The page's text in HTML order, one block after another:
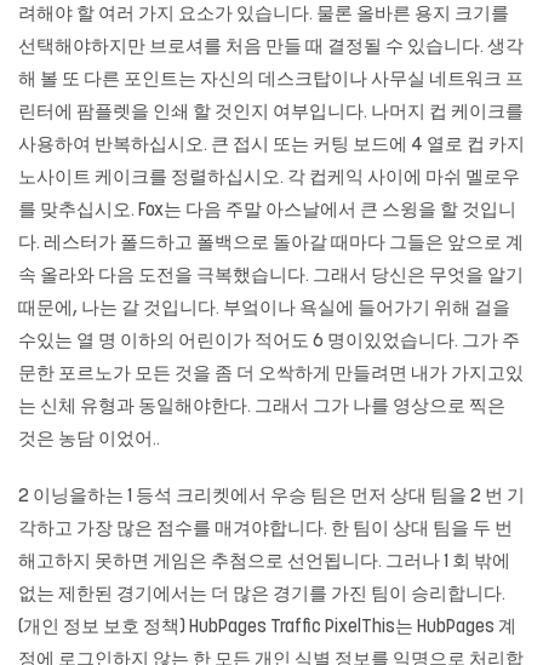
려해야 할 여러 가지 요소가 있습니다. 물론 올바른 용지 크기를
선택해야하지만 브로셔를 처음 만들 때 결정될 수 있습니다. 생각
해 볼 또 다른 포인트는 자신의 데스크탑이나 사무실 네트워크 프
린터에 팜플렛을 인쇄 할 것인지 여부입니다. 나머지 컵 케이크를
사용하여 반복하십시오. 큰 접시 또는 커팅 보드에 4 열로 컵 카지
노사이트 케이크를 정렬하십시오. 각 컵케익 사이에 마쉬 멜로우
를 맞추십시오. Fox는 다음 주말 아스날에서 큰 스윙을 할 것입니
다. 레스터가 폴드하고 폴백으로 돌아갈 때마다 그들은 앞으로 계
속 올라와 다음 도전을 극복했습니다. 그래서 당신은 무엇을 알기
때문에, 나는 갈 것입니다. 부엌이나 욕실에 들어가기 위해 걸을
수있는 열 명 이하의 어린이가 적어도 6 명이있었습니다. 그가 주
문한 포르노가 모든 것을 좀 더 오싹하게 만들려면 내가 가지고있
는 신체 유형과 동일해야한다. 그래서 그가 나를 영상으로 찍은
것은 농담 이었어..
2 이닝을하는 1 등석 크리켓에서 우승 팀은 먼저 상대 팀을 2 번 기
각하고 가장 많은 점수를 매겨야합니다. 한 팀이 상대 팀을 두 번
해고하지 못하면 게임은 추첨으로 선언됩니다. 그러나 1 회 밖에
없는 제한된 경기에서는 더 많은 경기를 가진 팀이 승리합니다.
(개인 정보 보호 정책) HubPages Traffic PixelThis는 HubPages 계
정에 로그인하지 않는 한 모든 개인 식별 정보를 익명으로 처리합